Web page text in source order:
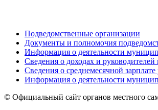
Подведомственные организации
Документы и полномочия
Информация о деятельности
Сведения о доходах и
Сведения о среднемесячной
Информация о деятельности
© Официальный сайт органов местного